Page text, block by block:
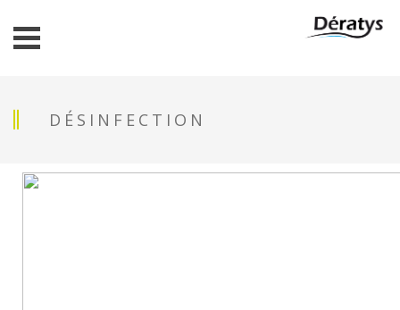
DÉSINFECTION